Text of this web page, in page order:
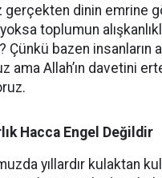
gerçekten dinin emrine
toplumun
Çünkü bazen insanların
ama Allah’ın davetini
Hacca Engel Değildir
yıllardır kulaktan